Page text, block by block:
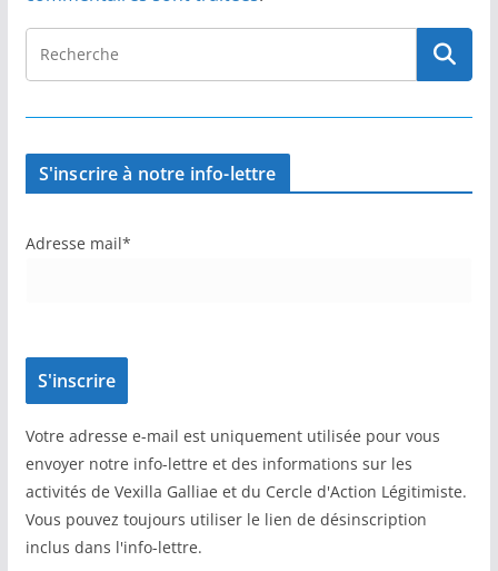
S'inscrire à notre info-lettre
Adresse mail*
Votre adresse e-mail est uniquement utilisée pour vous
envoyer notre info-lettre et des informations sur les
activités de Vexilla Galliae et du Cercle d'Action Légitimiste.
Vous pouvez toujours utiliser le lien de désinscription
inclus dans l'info-lettre.